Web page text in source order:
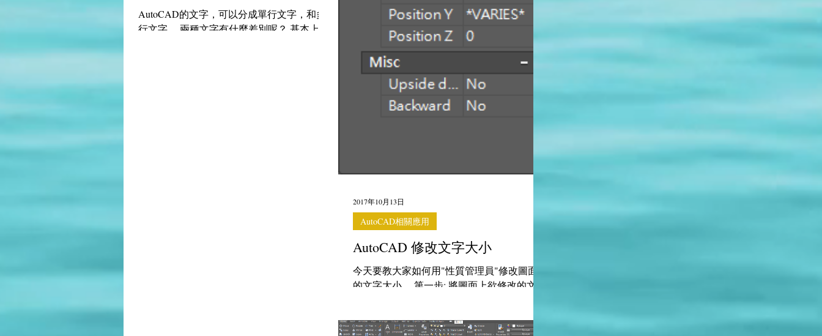
AutoCAD 修改文字大小
今天要教大家如何用"性質管理員"修改圖面上
的文字大小。 第一步: 將圖面上欲修改的文字
放，然後按數字1) 第三步: 這時"性質管理
AutoCAD相關應用
2017年10月13日
AutoCAD的文字，可以分成單行文字，和多
行文字。 兩種文字有什麼差別呢？ 基本上，